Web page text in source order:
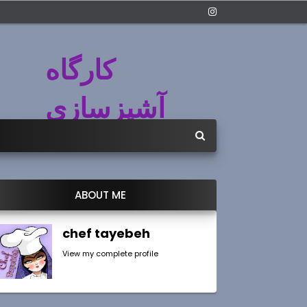
کارگاه
آشپزسازی
ABOUT ME
chef tayebeh
View my complete profile